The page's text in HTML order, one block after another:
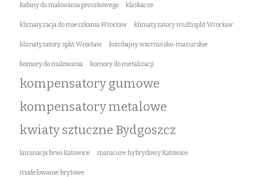
kabiny do malowania proszkowego klaskacze
klimatyzacja do mieszkania Wrocław klimatyzatory multisplit Wrocław
klimatyzatory split Wrocław kombajny warmińsko-mazurskie
komory do malowania komory do metalizacji
kompensatory gumowe
kompensatory metalowe
kwiaty sztuczne Bydgoszcz
laminacja brwi Katowice manicure hybrydowy Katowice
modelowanie bryłowe